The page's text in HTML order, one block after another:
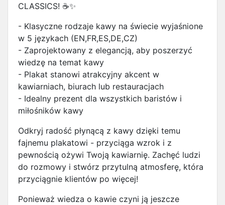
CLASSICS! ☕✨
- Klasyczne rodzaje kawy na świecie wyjaśnione
w 5 językach (EN,FR,ES,DE,CZ)
- Zaprojektowany z elegancją, aby poszerzyć
wiedzę na temat kawy
- Plakat stanowi atrakcyjny akcent w
kawiarniach, biurach lub restauracjach
- Idealny prezent dla wszystkich baristów i
miłośników kawy
Odkryj radość płynącą z kawy dzięki temu
fajnemu plakatowi - przyciąga wzrok i z
pewnością ożywi Twoją kawiarnię. Zachęć ludzi
do rozmowy i stwórz przytulną atmosferę, która
przyciągnie klientów po więcej!
Ponieważ wiedza o kawie czyni ją jeszcze